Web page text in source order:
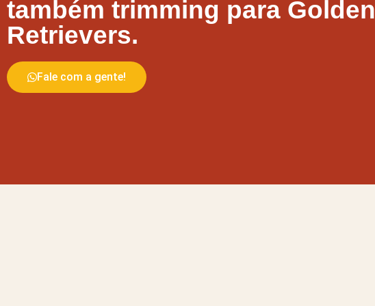
também trimming para Golden
Retrievers.
Fale com a gente!